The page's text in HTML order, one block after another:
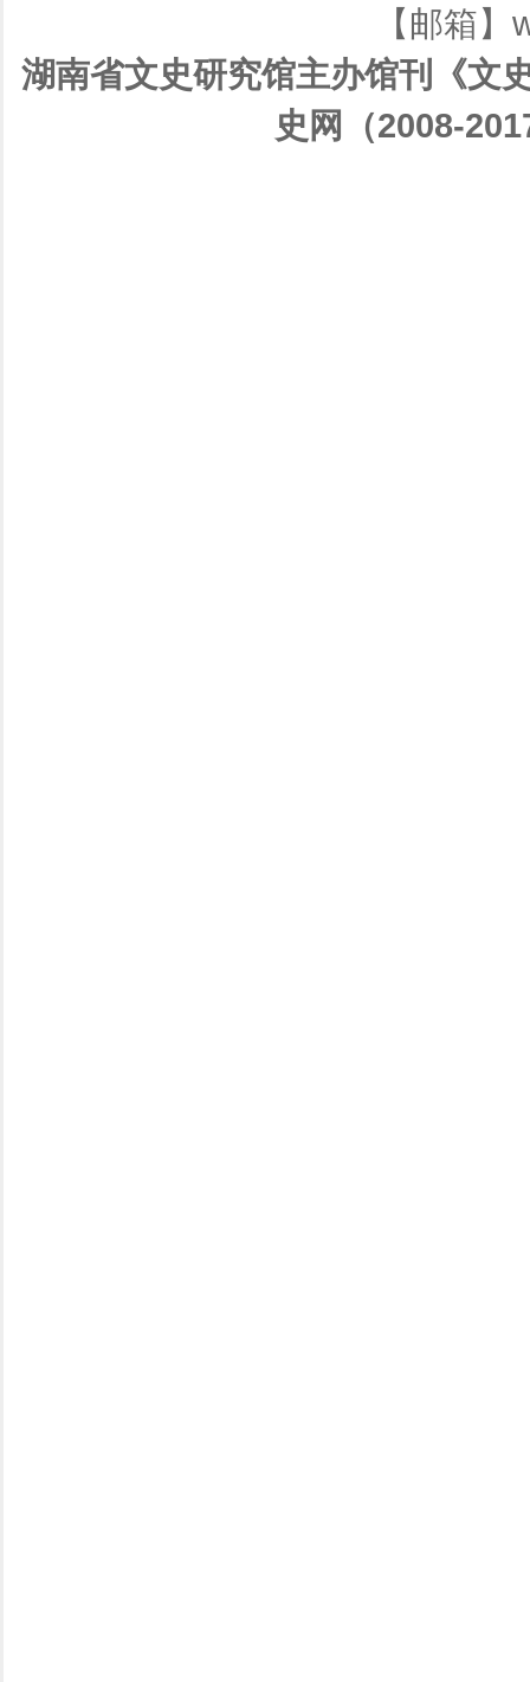
【邮箱
湖南省文史研究馆主办馆刊《文
史网（2008-